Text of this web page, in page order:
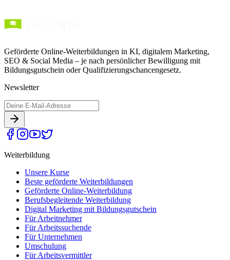
Geförderte Online-Weiterbildungen in KI, digitalem Marketing,
SEO & Social Media – je nach persönlicher Bewilligung mit
Bildungsgutschein oder Qualifizierungschancengesetz.
Newsletter
Weiterbildung
Unsere Kurse
Beste geförderte Weiterbildungen
Geförderte Online-Weiterbildung
Berufsbegleitende Weiterbildung
Digital Marketing mit Bildungsgutschein
Für Arbeitnehmer
Für Arbeitssuchende
Für Unternehmen
Umschulung
Für Arbeitsvermittler